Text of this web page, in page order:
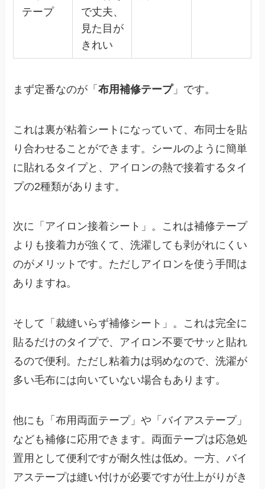
テープ
で丈夫、
見た目が
きれい
まず定番なのが「布用補修テープ」です。
これは裏が粘着シートになっていて、布同士を貼
り合わせることができます。シールのように簡単
に貼れるタイプと、アイロンの熱で接着するタイ
プの2種類があります。
次に「アイロン接着シート」。これは補修テープ
よりも接着力が強くて、洗濯しても剥がれにくい
のがメリットです。ただしアイロンを使う手間は
ありますね。
そして「裁縫いらず補修シート」。これは完全に
貼るだけのタイプで、アイロン不要でサッと貼れ
るので便利。ただし粘着力は弱めなので、洗濯が
多い毛布には向いていない場合もあります。
他にも「布用両面テープ」や「バイアステープ」
なども補修に応用できます。両面テープは応急処
置用として便利ですが耐久性は低め。一方、バイ
アステープは縫い付けが必要ですが仕上がりがき